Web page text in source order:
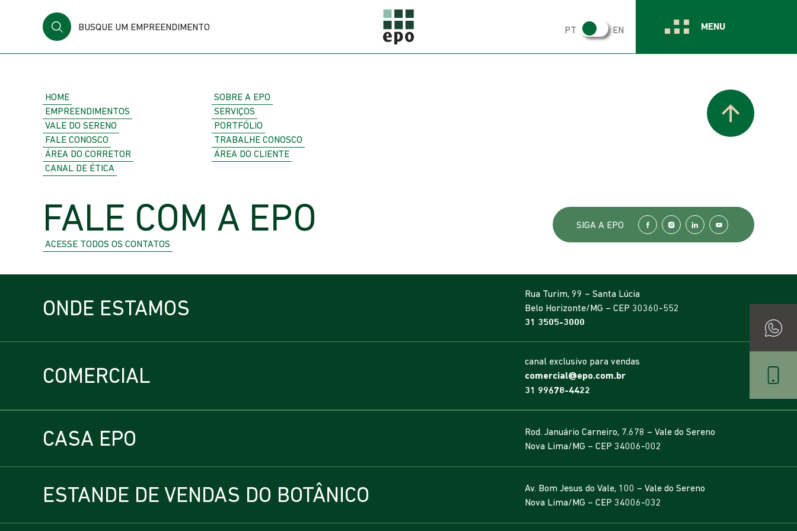
MENU
BUSQUE UM EMPREENDIMENTO PT EN
HOME
SOBRE A EPO
EMPREENDIMENTOS
SERVIÇOS
VALE DO SERENO
PORTFÓLIO
FALE CONOSCO
TRABALHE CONOSCO
ÁREA DO CORRETOR
ÁREA DO CLIENTE
CANAL DE ÉTICA
FALE COM A EPO
ACESSE TODOS OS CONTATOS
SIGA A EPO
ONDE ESTAMOS
Rua Turim, 99 – Santa Lúcia
Belo Horizonte/MG – CEP 30360-552
31 3505-3000
COMERCIAL
canal exclusivo para vendas
comercial@epo.com.br
31 99678-4422
CASA EPO
Rod. Januário Carneiro, 7.678 – Vale do Sereno
Nova Lima/MG – CEP 34006-002
ESTANDE DE VENDAS DO BOTÂNICO
Av. Bom Jesus do Vale, 100 – Vale do Sereno
Nova Lima/MG – CEP 34006-032